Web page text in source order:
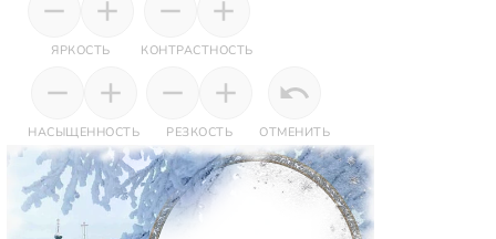
ЯРКОСТЬ КОНТРАСТНОСТЬ
НАСЫЩЕННОСТЬ РЕЗКОСТЬ ОТМЕНИТЬ